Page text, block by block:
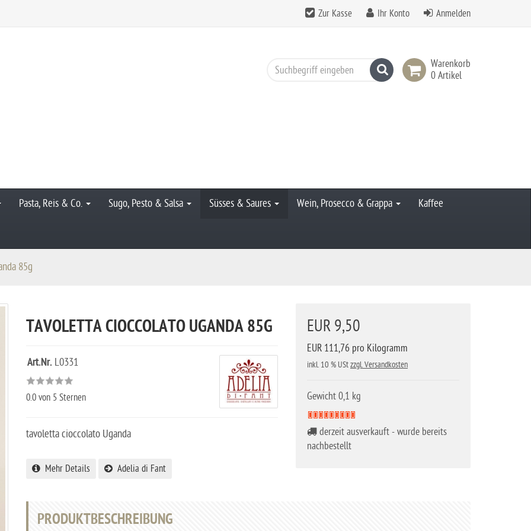
Zur Kasse Ihr Konto Anmelden
Warenkorb
0 Artikel
Suchen
Pasta, Reis & Co. Sugo, Pesto & Salsa Süsses & Saures Wein, Prosecco & Grappa Kaffee
85g
EUR 9,50
EUR 111,76 pro Kilogramm
inkl. 10 % UStzzgl. Versandkosten
Gewicht 0,1 kg
derzeit ausverkauft - wurde bereits
nachbestellt
TAVOLETTA CIOCCOLATO UGANDA 85G
Art.Nr. L0331
0.0 von 5 Sternen
tavoletta cioccolato Uganda
Mehr Details Adelia di Fant
PRODUKTBESCHREIBUNG